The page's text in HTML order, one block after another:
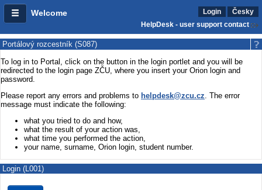
Welcome Login
Česky
HelpDesk - user support contact
Portálový rozcestník (S087)
To log in to Portal, click on the button in the login portlet and you will be
redirected to the login page ZČU, where you insert your Orion login and
password.
Please report any errors and problems to helpdesk@zcu.cz. The error
message must indicate the following:
what you tried to do and how,
what the result of your action was,
what time you performed the action,
your name, surname, Orion login, student number.
Login (L001)